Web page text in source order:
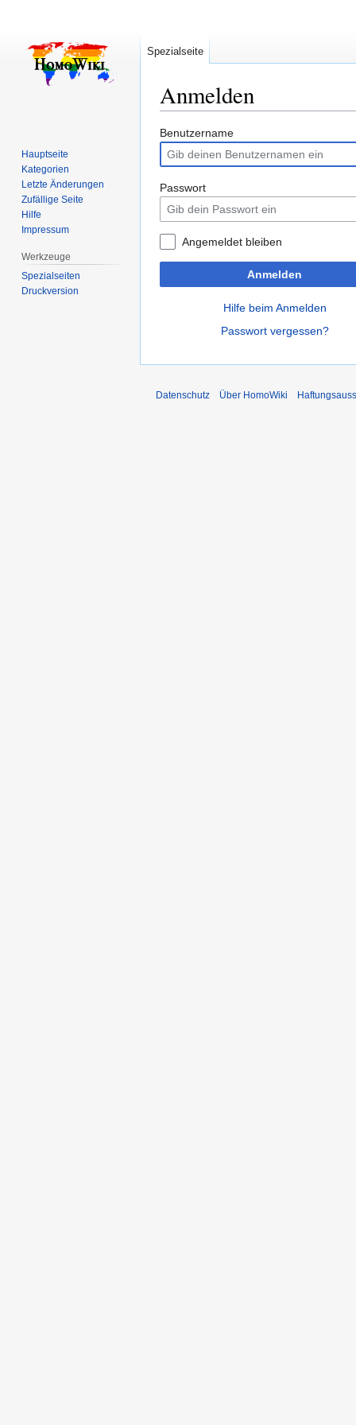
Anmelden
Zur
Navigation
springen
Zur
Suche
springen
Benutzername
Passwort
Angemeldet bleiben
Anmelden
Hilfe beim Anmelden
Passwort vergessen?
Spezialseite
Hauptseite
Kategorien
Letzte Änderungen
Zufällige Seite
Hilfe
Impressum
Werkzeuge
Spezialseiten
Druckversion
Datenschutz Über HomoWiki